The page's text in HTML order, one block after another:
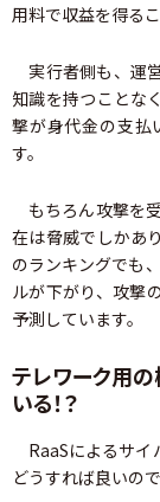
用料で収益を得る
実行者側も、運
知識を持つことな
撃が身代金の支払
す。
もちろん攻撃を
在は脅威でしかあ
のランキングでも
ルが下がり、攻撃
予測しています。
テレワーク用
いる！？
RaaSによるサイ
どうすれば良いの